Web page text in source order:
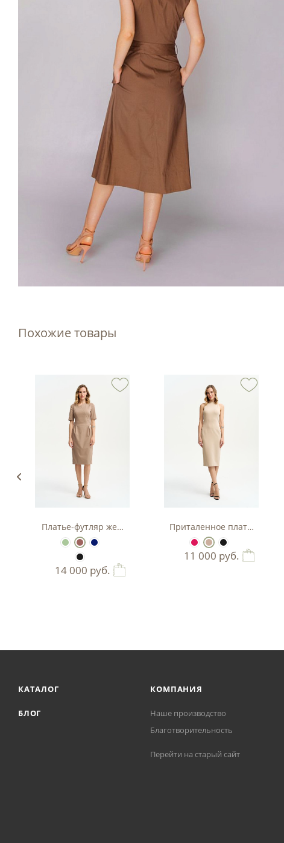
Похожие товары
Платье-футляр женское
14 000 руб.
Приталенное платье-футляр
11 000 руб.
КАТАЛОГ
БЛОГ
КОМПАНИЯ
Наше производство
Благотворительность
Перейти на старый сайт